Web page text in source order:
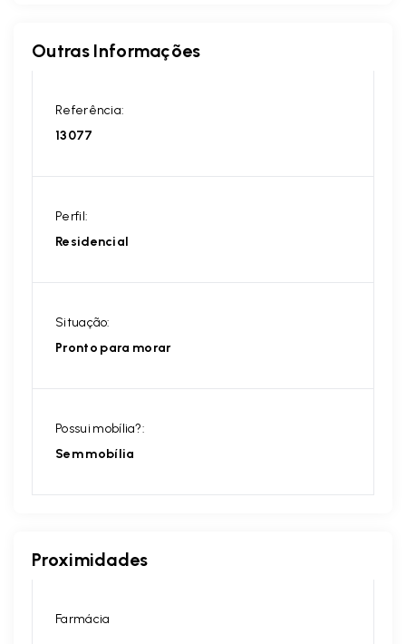
Outras Informações
Referência:
13077
Perfil:
Residencial
Situação:
Pronto para morar
Possui mobília?:
Sem mobília
Proximidades
Farmácia